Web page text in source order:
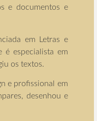
e documentos e
em Letras e
é especialista em
os textos.
e profissional em
desenhou e